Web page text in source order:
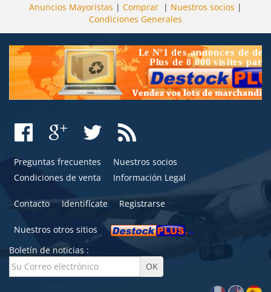
Anuncios Mayoristas | Comprar | Nuestros socios |
Condiciones Generales
Preguntas frecuentes
Nuestros socios
Condiciones de venta
Información Legal
Contacto Identifícate Registrarse
Nuestros otros sitios
Boletín de noticias :